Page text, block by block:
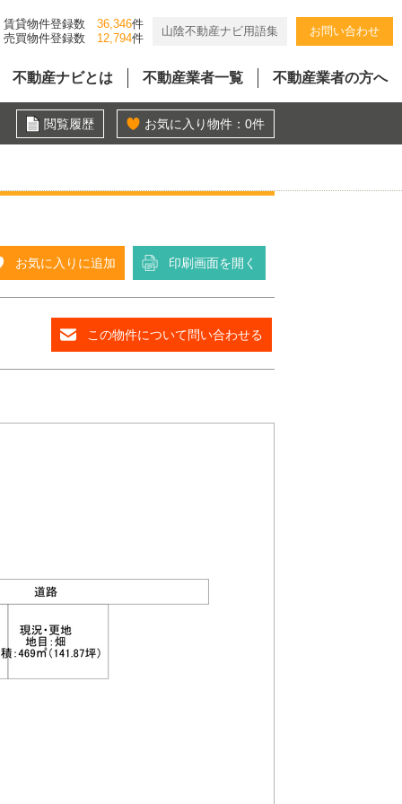
賃貸物件登録数 36,346件
売買物件登録数
12,794件
山陰不動産ナビ用語集 お問い合わせ
不動産ナビとは 不動産業者一覧 不動産業者の方へ
閲覧履歴 お気に入り物件： 0件
お気に入りに追加 印刷画面を開く
この物件について問い合わせる